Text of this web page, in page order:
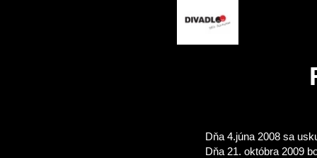
Dňa 4.júna 2008 sa
Dňa 21. októbra 2009